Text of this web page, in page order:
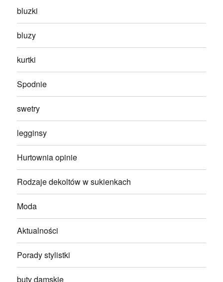
bluzki
bluzy
kurtki
Spodnie
swetry
legginsy
Hurtownia opinie
Rodzaje dekoltów w sukienkach
Moda
Aktualności
Porady stylistki
buty damskie